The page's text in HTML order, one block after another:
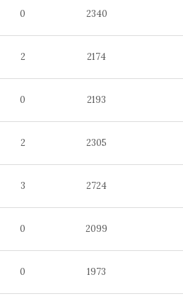
0 2340
2 2174
0 2193
2 2305
3 2724
0 2099
0 1973